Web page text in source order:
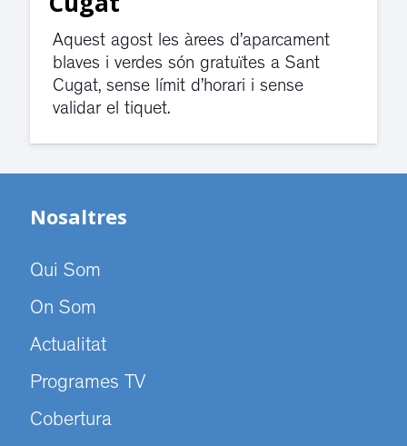
Aquest agost les àrees d’aparcament
blaves i verdes són gratuïtes a Sant
Cugat, sense límit d’horari i sense
validar el tiquet.
Nosaltres
Qui Som
On Som
Actualitat
Programes TV
Cobertura